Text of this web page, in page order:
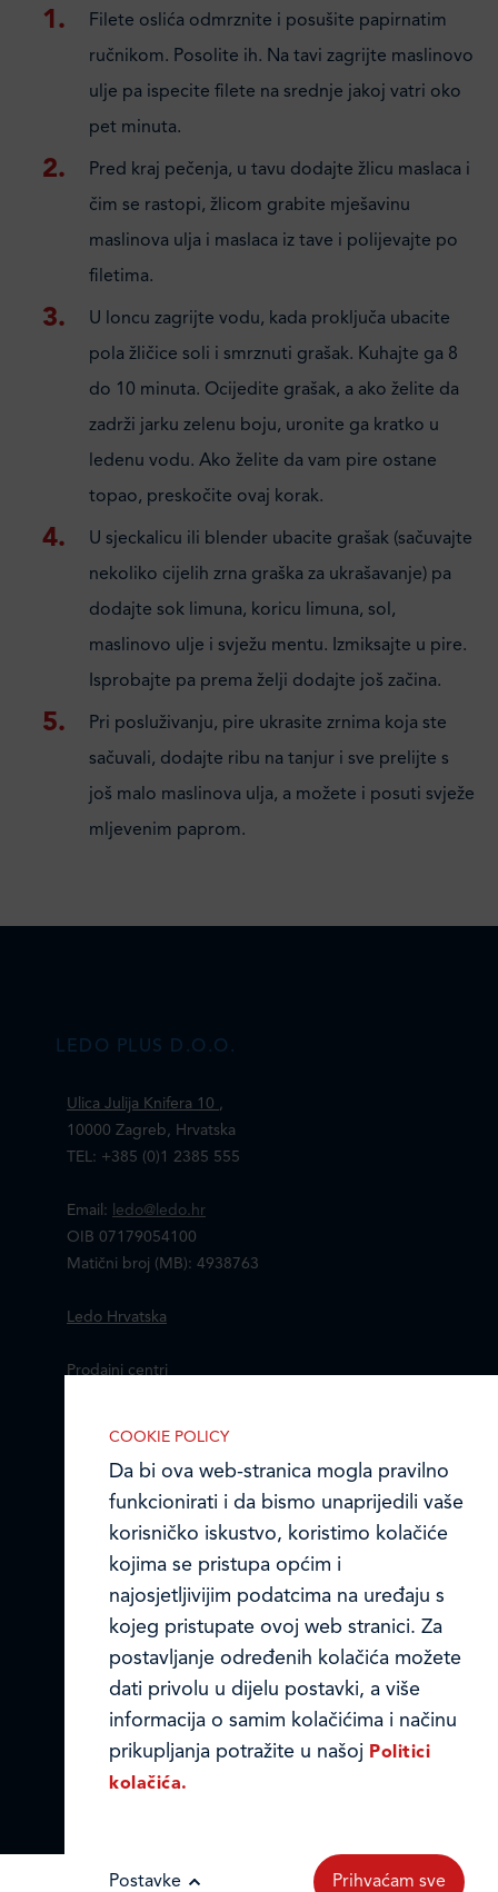
Filete oslića odmrznite i posušite papirnatim
ručnikom. Posolite ih. Na tavi zagrijte maslinovo
ulje pa ispecite filete na srednje jakoj vatri oko
pet minuta.
Pred kraj pečenja, u tavu dodajte žlicu maslaca i
čim se rastopi, žlicom grabite mješavinu
maslinova ulja i maslaca iz tave i polijevajte po
filetima.
U loncu zagrijte vodu, kada proključa ubacite
pola žličice soli i smrznuti grašak. Kuhajte ga 8
do 10 minuta. Ocijedite grašak, a ako želite da
zadrži jarku zelenu boju, uronite ga kratko u
ledenu vodu. Ako želite da vam pire ostane
topao, preskočite ovaj korak.
U sjeckalicu ili blender ubacite grašak (sačuvajte
nekoliko cijelih zrna graška za ukrašavanje) pa
dodajte sok limuna, koricu limuna, sol,
maslinovo ulje i svježu mentu. Izmiksajte u pire.
Isprobajte pa prema želji dodajte još začina.
Pri posluživanju, pire ukrasite zrnima koja ste
sačuvali, dodajte ribu na tanjur i sve prelijte s
još malo maslinova ulja, a možete i posuti svježe
mljevenim paprom.
LEDO PLUS D.O.O.
Ulica Julija Knifera 10 ,
10000 Zagreb, Hrvatska
TEL: +385 (0)1 2385 555
Email:
ledo@ledo.hr
OIB 07179054100
Matični broj (MB): 4938763
Ledo Hrvatska
Prodajni centri
Online formular
Obavijest o Privatnosti i Kolačići
Privacy notice and Cookies
© LEDO plus d.o.o. 2026.
COOKIE POLICY
Da bi ova web-stranica mogla pravilno
funkcionirati i da bismo unaprijedili vaše
korisničko iskustvo, koristimo kolačiće
kojima se pristupa općim i
najosjetljivijim podatcima na uređaju s
kojeg pristupate ovoj web stranici. Za
postavljanje određenih kolačića možete
dati privolu u dijelu postavki, a više
informacija o samim kolačićima i načinu
prikupljanja potražite u našoj Politici
kolačića.
IZABERITE KOLAČIĆE NA STRANICI
Omogućite ili onemogućite web-
stranici upotrebu funkcionalnih i/ili
reklamnih kolačića opisanih u nastavku:
Nužni kolačići omogućuju osnovne
funkcionalnosti. Bez ovih kolačića, web-
Postavke Prihvaćam sve